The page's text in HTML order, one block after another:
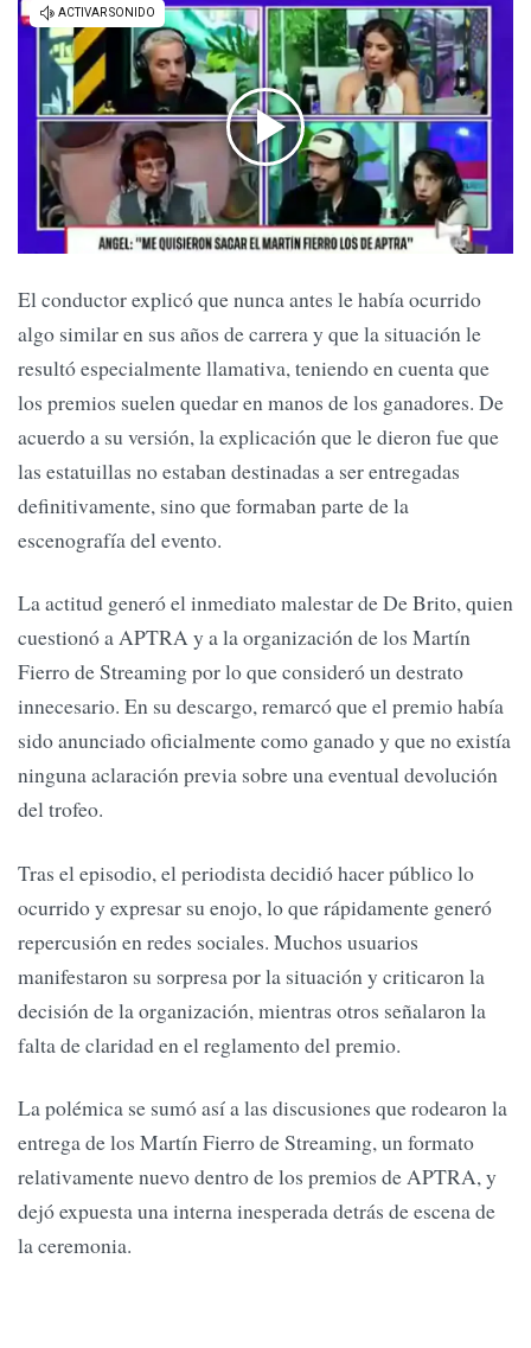
El conductor explicó que nunca antes le había ocurrido
algo similar en sus años de carrera y que la situación le
resultó especialmente llamativa, teniendo en cuenta que
los premios suelen quedar en manos de los ganadores. De
acuerdo a su versión, la explicación que le dieron fue que
las estatuillas no estaban destinadas a ser entregadas
definitivamente, sino que formaban parte de la
escenografía del evento.
La actitud generó el inmediato malestar de De Brito, quien
cuestionó a APTRA y a la organización de los Martín
Fierro de Streaming por lo que consideró un destrato
innecesario. En su descargo, remarcó que el premio había
sido anunciado oficialmente como ganado y que no existía
ninguna aclaración previa sobre una eventual devolución
del trofeo.
Tras el episodio, el periodista decidió hacer público lo
ocurrido y expresar su enojo, lo que rápidamente generó
repercusión en redes sociales. Muchos usuarios
manifestaron su sorpresa por la situación y criticaron la
decisión de la organización, mientras otros señalaron la
falta de claridad en el reglamento del premio.
La polémica se sumó así a las discusiones que rodearon la
entrega de los Martín Fierro de Streaming, un formato
relativamente nuevo dentro de los premios de APTRA, y
dejó expuesta una interna inesperada detrás de escena de
la ceremonia.